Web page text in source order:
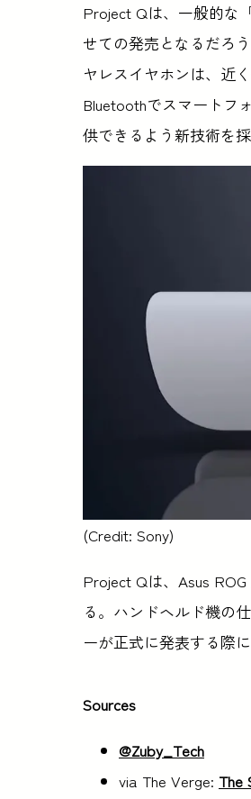
Project Qは、一般的な
せての発売となるだろ
ヤレスイヤホンは、近
Bluetoothでスマートフ
供できるよう新技術を
(Credit: Sony)
Project Qは、Asus
る。ハンドヘルド機の
ーが正式に発表する際
Sources
@Zuby_Tech
via The Verge: The